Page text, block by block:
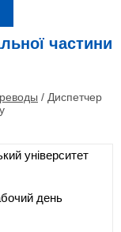
частини
/ Диспетчер
університет
день